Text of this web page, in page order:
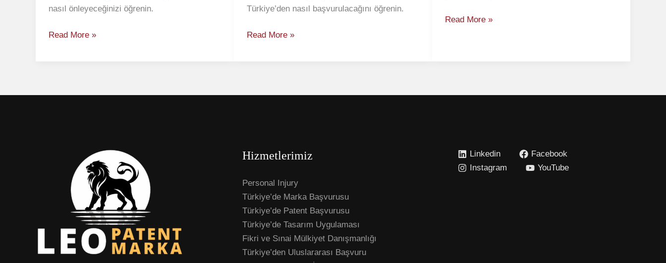
nasıl önleyeceğinizi öğrenin.
Read More »
Türkiye’den nasıl başvurulacağını öğrenin.
Read More »
Read More »
Hizmetlerimiz
Personal Injury
Türkiye’de Marka Başvurusu
Türkiye’de Patent Başvurusu
Türkiye’de Tasarım Uygulaması
Fikri ve Sınai Mülkiyet Danışmanlığı
Türkiye’den Uluslararası Başvuru
Linkedin
Facebook
Instagram
YouTube